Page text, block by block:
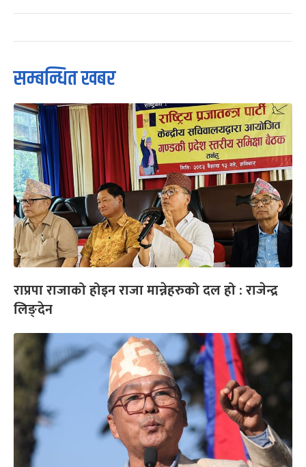
सम्बन्धित खबर
राप्रपा राजाको होइन राजा मान्नेहरुको दल हो : राजेन्द्र
लिङ्देन